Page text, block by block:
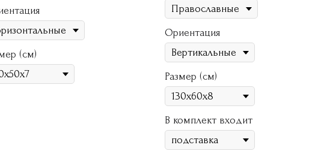
(см)
Ориентация
Размер (см)
В комплект входит